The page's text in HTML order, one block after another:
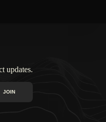
updates.
JOIN